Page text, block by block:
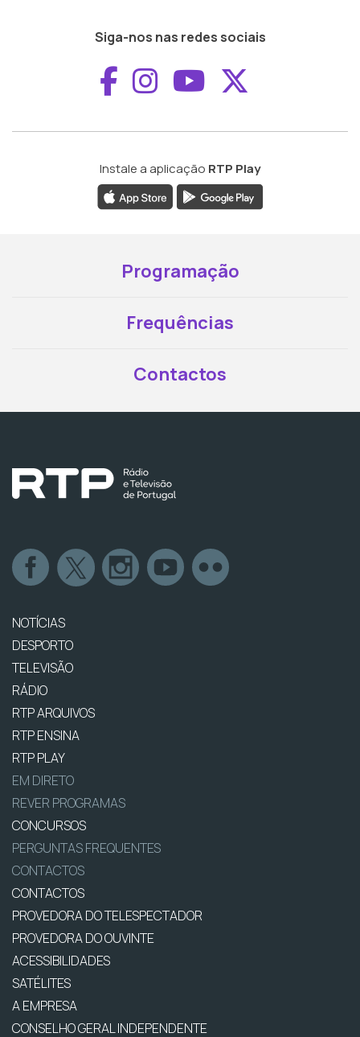
Siga-nos nas redes sociais
Aceder ao
Aceder ao
Aceder ao
Instale a aplicação RTP Play
Programação
Frequências
Contactos
NOTÍCIAS
DESPORTO
TELEVISÃO
RÁDIO
RTP ARQUIVOS
RTP ENSINA
RTP PLAY
EM DIRETO
REVER PROGRAMAS
CONCURSOS
PERGUNTAS FREQUENTES
CONTACTOS
CONTACTOS
PROVEDORA DO TELESPECTADOR
PROVEDORA DO OUVINTE
ACESSIBILIDADES
SATÉLITES
A EMPRESA
CONSELHO GERAL INDEPENDENTE